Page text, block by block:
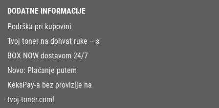
DODATNE INFORMACIJE
Podrška pri kupovini
Tvoj toner na dohvat ruke – s
BOX NOW dostavom 24/7
Novo: Plaćanje putem
KeksPay-a bez provizije na
tvoj-toner.com!